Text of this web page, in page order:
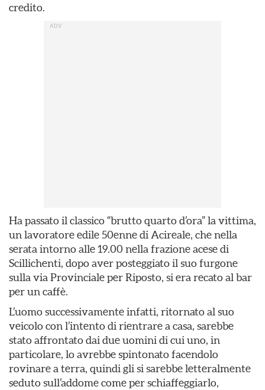
credito.
Ha passato il classico “brutto quarto d’ora” la vittima,
un lavoratore edile 50enne di Acireale, che nella
serata intorno alle 19.00 nella frazione acese di
Scillichenti, dopo aver posteggiato il suo furgone
sulla via Provinciale per Riposto, si era recato al bar
per un caffè.
L’uomo successivamente infatti, ritornato al suo
veicolo con l’intento di rientrare a casa, sarebbe
stato affrontato dai due uomini di cui uno, in
particolare, lo avrebbe spintonato facendolo
rovinare a terra, quindi gli si sarebbe letteralmente
seduto sull’addome come per schiaffeggiarlo,